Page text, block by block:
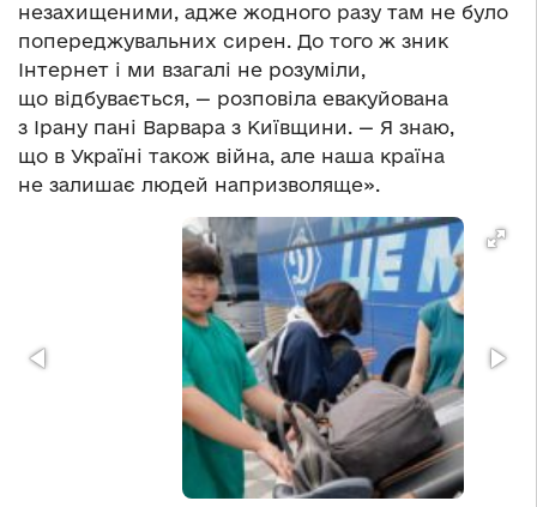
незахищеними, адже жодного разу там не було
попереджувальних сирен. До того ж зник
Інтернет і ми взагалі не розуміли,
що відбувається, — розповіла евакуйована
з Ірану пані Варвара з Київщини. — Я знаю,
що в Україні також війна, але наша країна
не залишає людей напризволяще».